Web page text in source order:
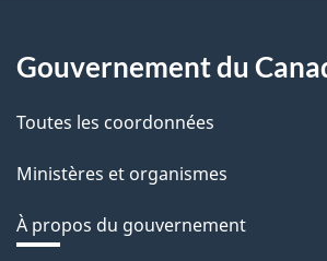
Gouvernement du
Toutes les coordonnées
Ministères et organismes
À propos du gouvernement